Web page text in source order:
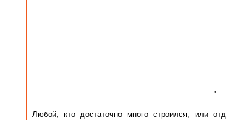
'
Любой, кто достаточно много строился, или